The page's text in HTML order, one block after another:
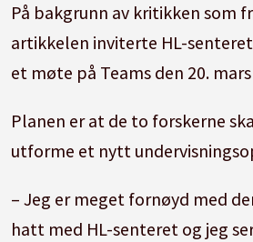
På bakgrunn av kritikken som
artikkelen inviterte HL-
et møte på Teams den 20. mars
Planen er at de to forskerne
utforme et nytt
– Jeg er meget fornøyd med
hatt med HL-senteret og jeg